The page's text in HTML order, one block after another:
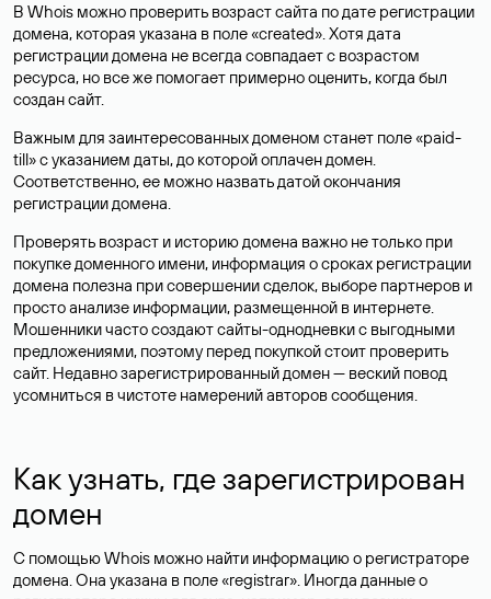
В Whois можно проверить возраст сайта по дате регистрации
домена, которая указана в поле «created». Хотя дата
регистрации домена не всегда совпадает с возрастом
ресурса, но все же помогает примерно оценить, когда был
создан сайт.
Важным для заинтересованных доменом станет поле «paid-
till» с указанием даты, до которой оплачен домен.
Соответственно, ее можно назвать датой окончания
регистрации домена.
Проверять возраст и историю домена важно не только при
покупке доменного имени, информация о сроках регистрации
домена полезна при совершении сделок, выборе партнеров и
просто анализе информации, размещенной в интернете.
Мошенники часто создают сайты-однодневки с выгодными
предложениями, поэтому перед покупкой стоит проверить
сайт. Недавно зарегистрированный домен — веский повод
усомниться в чистоте намерений авторов сообщения.
Как узнать, где зарегистрирован
домен
С помощью Whois можно найти информацию о регистраторе
домена. Она указана в поле «registrar». Иногда данные о